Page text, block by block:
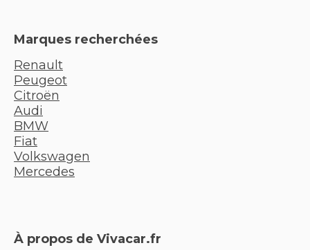
Marques recherchées
Renault
Peugeot
Citroën
Audi
BMW
Fiat
Volkswagen
Mercedes
À propos de Vivacar.fr